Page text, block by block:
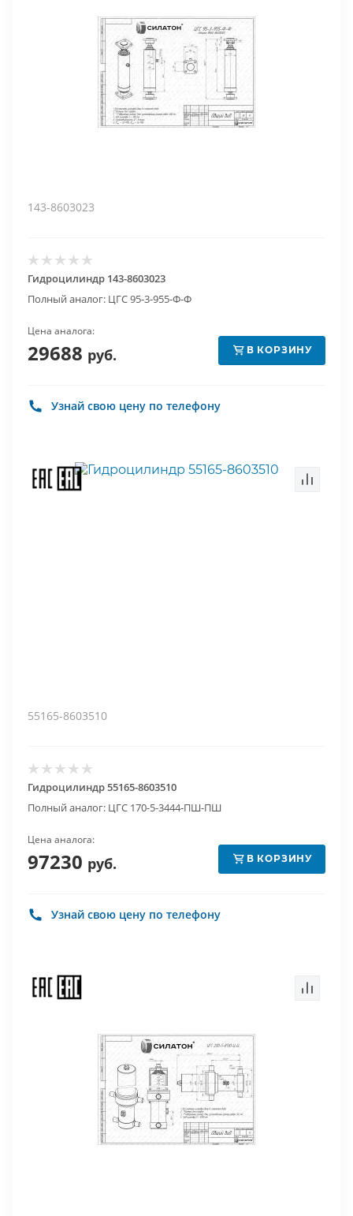
143-8603023
Гидроцилиндр 143-8603023
Полный аналог: ЦГС 95-3-955-Ф-Ф
Цена аналога:
29688 руб. В КОРЗИНУ
Узнай свою цену по телефону
55165-8603510
Гидроцилиндр 55165-8603510
Полный аналог: ЦГС 170-5-3444-ПШ-ПШ
Цена аналога:
97230 руб. В КОРЗИНУ
Узнай свою цену по телефону